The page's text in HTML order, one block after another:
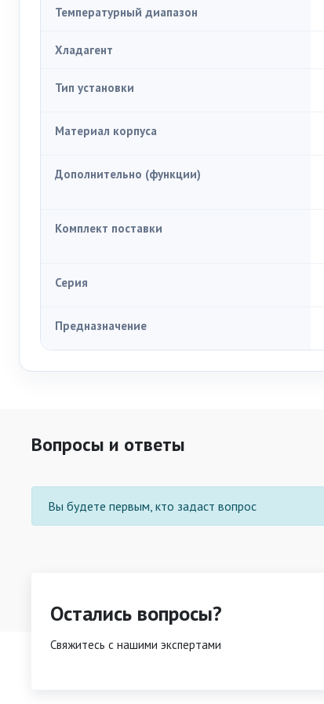
Температурный диапазон
Хладагент
Тип установки
Материал корпуса
Дополнительно (функции)
Комплект поставки
Серия
Предназначение
Вопросы и ответы
Вы будете первым, кто задаст вопрос
Остались вопросы?
Свяжитесь с нашими экспертами